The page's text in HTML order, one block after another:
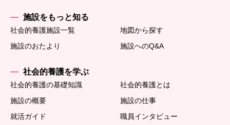
施設をもっと知る
社会的養護施設一覧
地図から探す
施設のおたより
施設へのQ&A
社会的養護を学ぶ
社会的養護の基礎知識
社会的養護とは
施設の概要
施設の仕事
就活ガイド
職員インタビュー